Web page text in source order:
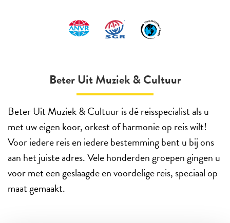
Beter Uit Muziek & Cultuur
Beter Uit Muziek & Cultuur is dé reisspecialist als u
met uw eigen koor, orkest of harmonie op reis wilt!
Voor iedere reis en iedere bestemming bent u bij ons
aan het juiste adres. Vele honderden groepen gingen u
voor met een geslaagde en voordelige reis, speciaal op
maat gemaakt.